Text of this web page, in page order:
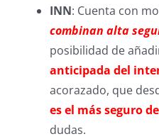
INN: Cuenta con
combinan alta
posibilidad de
anticipada del
acorazado, que
es el más seguro
dudas.